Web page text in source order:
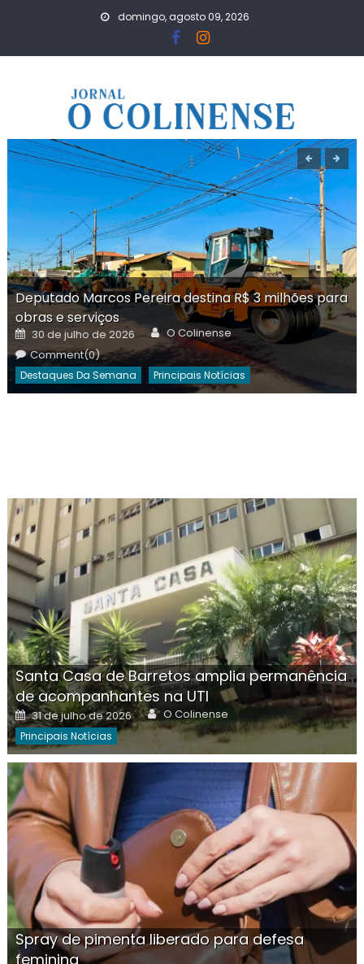
domingo, agosto 09, 2026
Deputado Marcos Pereira destina R$ 3 milhões para
obras e serviços
Posted
on
30 de julho de 2026 Author
O Colinense
Comment(0)
Destaques Da Semana Principais Notícias
Santa Casa de Barretos amplia permanência
de acompanhantes na UTI
Posted
on
31 de julho de 2026 Author
O Colinense
Principais Notícias
Spray de pimenta liberado para defesa
feminina